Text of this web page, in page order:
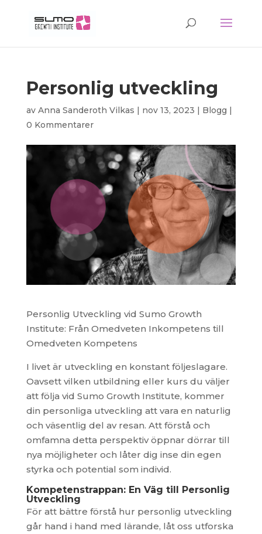
Personlig utveckling
av Anna Sanderoth Vilkas | nov 13, 2023 | Blogg |
0 Kommentarer
Personlig Utveckling vid Sumo Growth
Institute: Från Omedveten Inkompetens till
Omedveten Kompetens
I livet är utveckling en konstant följeslagare.
Oavsett vilken utbildning eller kurs du väljer
att följa vid Sumo Growth Institute, kommer
din personliga utveckling att vara en naturlig
och väsentlig del av resan. Att förstå och
omfamna detta perspektiv öppnar dörrar till
nya möjligheter och låter dig inse din egen
styrka och potential som individ.
Kompetenstrappan: En Väg till Personlig
Utveckling
För att bättre förstå hur personlig utveckling
går hand i hand med lärande, låt oss utforska